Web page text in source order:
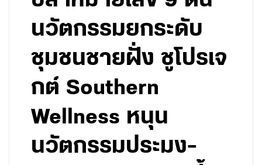
นวัตกรรมยกระดับ
ชุมชนชายฝั่ง ชูโปรเจ
กต์ Southern
Wellness หนุน
นวัตกรรมประมง-